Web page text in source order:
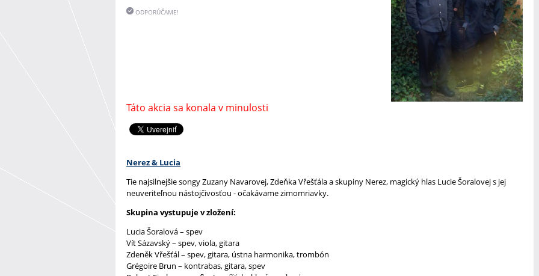
ODPORÚČAME!
Táto akcia sa konala v minulosti
Nerez & Lucia
Tie najsilnejšie songy Zuzany Navarovej, Zdeňka Vřešťála a skupiny Nerez, magický hlas Lucie Šoralovej s jej
neuveriteľnou nástojčivosťou - očakávame zimomriavky.
Skupina vystupuje v zložení:
Lucia Šoralová – spev
Vít Sázavský – spev, viola, gitara
Zdeněk Vřešťál – spev, gitara, ústna harmonika, trombón
Grégoire Brun – kontrabas, gitara, spev